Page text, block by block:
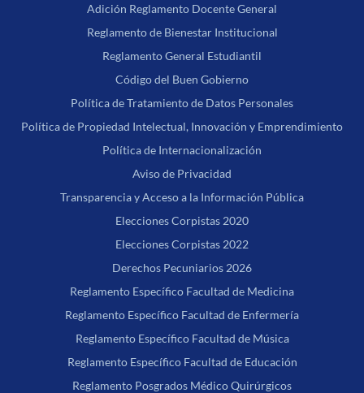
Adición Reglamento Docente General
Reglamento de Bienestar Institucional
Reglamento General Estudiantil
Código del Buen Gobierno
Política de Tratamiento de Datos Personales
Política de Propiedad Intelectual, Innovación y Emprendimiento
Política de Internacionalización
Aviso de Privacidad
Transparencia y Acceso a la Información Pública
Elecciones Corpistas 2020
Elecciones Corpistas 2022
Derechos Pecuniarios 2026
Reglamento Específico Facultad de Medicina
Reglamento Específico Facultad de Enfermería
Reglamento Específico Facultad de Música
Reglamento Específico Facultad de Educación
Reglamento Posgrados Médico Quirúrgicos